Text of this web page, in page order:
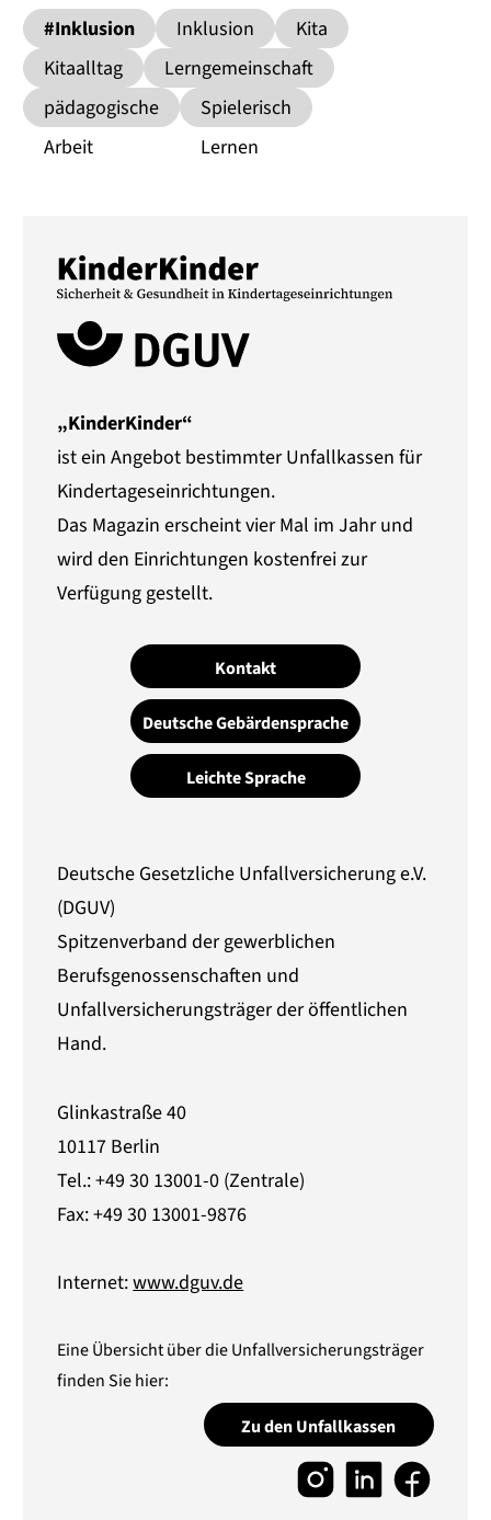
#Inklusion Inklusion
Kita
Kitaalltag
Lerngemeinschaft
pädagogische
Arbeit
Spielerisch
Lernen
„KinderKinder“
ist ein Angebot bestimmter Unfallkassen für
Kindertageseinrichtungen.
Das Magazin erscheint vier Mal im Jahr und
wird den Einrichtungen kostenfrei zur
Verfügung gestellt.
Kontakt
Deutsche Gebärdensprache
Leichte Sprache
Deutsche Gesetzliche Unfallversicherung e.V.
(DGUV)
Spitzenverband der gewerblichen
Berufsgenossenschaften und
Unfallversicherungsträger der öffentlichen
Hand.
Glinkastraße 40
10117 Berlin
Tel.: +49 30 13001-0 (Zentrale)
Fax: +49 30 13001-9876
Internet:www.dguv.de
Eine Übersicht über die Unfallversicherungsträger
finden Sie hier:
Zu den Unfallkassen